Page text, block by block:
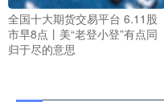
全国十大期货交易平台 6.11股
市早8点丨美“老登小登”有点同
归于尽的意思